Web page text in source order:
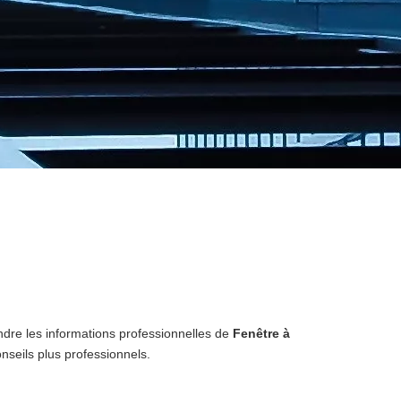
les informations professionnelles de Fenêtre à
plus professionnels.